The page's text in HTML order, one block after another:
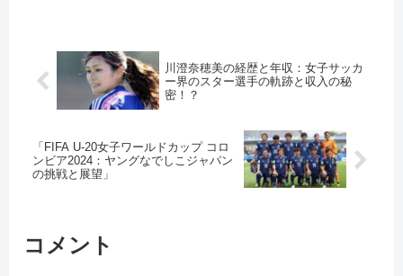
川澄奈穂美の経歴と年収：女子サッカ
ー界のスター選手の軌跡と収入の秘
密！？
「FIFA U-20女子ワールドカップ コロ
ンビア2024：ヤングなでしこジャパン
の挑戦と展望」
コメント